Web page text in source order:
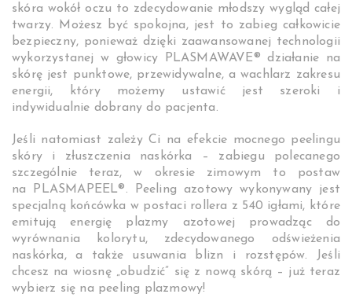
skóra wokół oczu to zdecydowanie młodszy wygląd całej
twarzy. Możesz być spokojna, jest to zabieg całkowicie
bezpieczny, ponieważ dzięki zaawansowanej technologii
wykorzystanej w głowicy PLASMAWAVE® działanie na
skórę jest punktowe, przewidywalne, a wachlarz zakresu
energii, który możemy ustawić jest szeroki i
indywidualnie dobrany do pacjenta.
Jeśli natomiast zależy Ci na efekcie mocnego peelingu
skóry i złuszczenia naskórka – zabiegu polecanego
szczególnie teraz, w okresie zimowym to postaw
na PLASMAPEEL®. Peeling azotowy wykonywany jest
specjalną końcówka w postaci rollera z 540 igłami, które
emitują energię plazmy azotowej prowadząc do
wyrównania kolorytu, zdecydowanego odświeżenia
naskórka, a także usuwania blizn i rozstępów. Jeśli
chcesz na wiosnę „obudzić” się z nową skórą – już teraz
wybierz się na peeling plazmowy!